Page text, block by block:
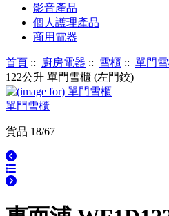
影音產品
個人護理產品
商用電器
首頁 :: 廚房電器 :: 雪櫃 :: 單門
122公升 單門雪櫃 (左門鉸)
單門雪櫃
貨品 18/67